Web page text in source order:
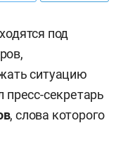
под
ситуацию
пресс-секретарь
, слова которого